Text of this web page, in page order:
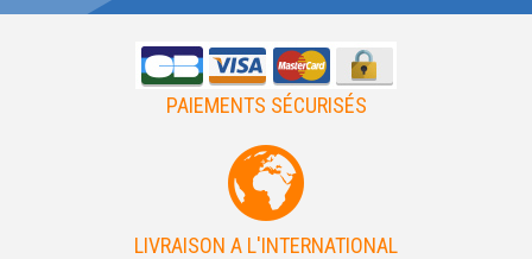
PAIEMENTS SÉCURISÉS
LIVRAISON A L'INTERNATIONAL